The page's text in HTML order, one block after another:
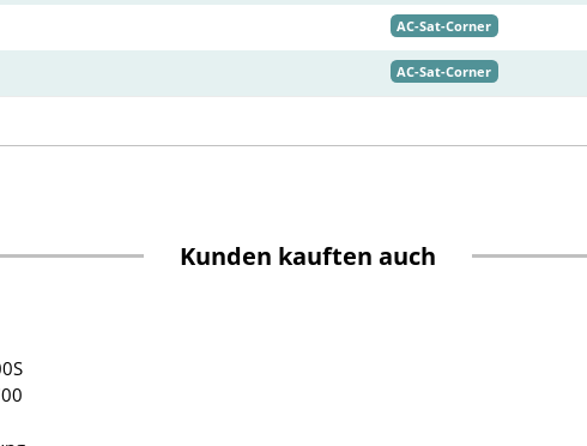
AC-Sat-Corner
AC-Sat-Corner
Kunden kauften auch